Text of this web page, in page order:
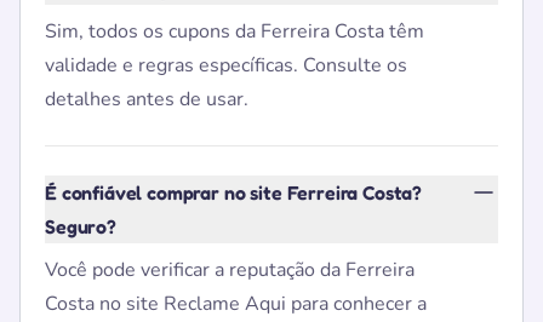
Sim, todos os cupons da Ferreira Costa têm
validade e regras específicas. Consulte os
detalhes antes de usar.
É confiável comprar no site Ferreira Costa?
Seguro?
Você pode verificar a reputação da Ferreira
Costa no site Reclame Aqui para conhecer a